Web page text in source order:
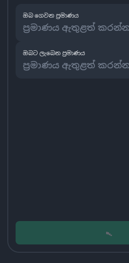
ඔබ ගෙවන ප්‍රමාණය
ඔබට ලැබෙන ප්‍රමාණය